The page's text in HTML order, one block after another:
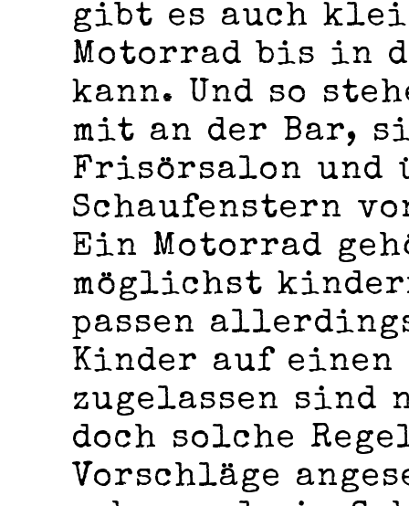
gibt es auch
Motorrad bis in
kann. Und so
mit an der Bar,
Frisörsalon und
Schaufenstern
Ein Motorrad
möglichst
passen
Kinder auf
zugelassen sind
doch solche
Vorschläge